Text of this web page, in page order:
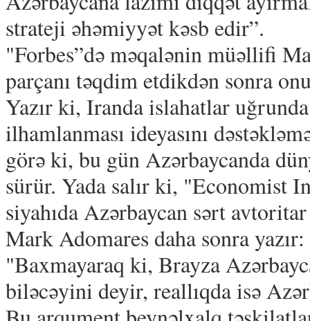
strateji əhəmiyyət kəsb edir”.
"Forbes”də məqalənin müəllifi
parçanı təqdim etdikdən sonra
Yazır ki, Iranda islahatlar
ilhamlanması ideyasını
görə ki, bu gün Azərbaycanda
sürür. Yada salır ki, "Economist
siyahıda Azərbaycan sərt
Mark Adomares daha sonra yazır:
"Baxmayaraq ki, Brayza
biləcəyini deyir, reallıqda isə